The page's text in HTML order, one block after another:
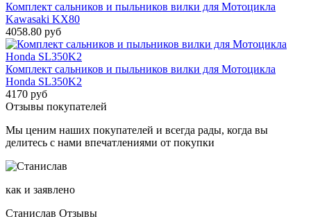
Комплект сальников и пыльников вилки для Мотоцикла
Kawasaki KX80
4058.80 руб
Комплект сальников и пыльников вилки для Мотоцикла
Honda SL350K2
4170 руб
Отзывы покупателей
Мы ценим наших покупателей и всегда рады, когда вы
делитесь с нами впечатлениями от покупки
как и заявлено
Станислав Отзывы